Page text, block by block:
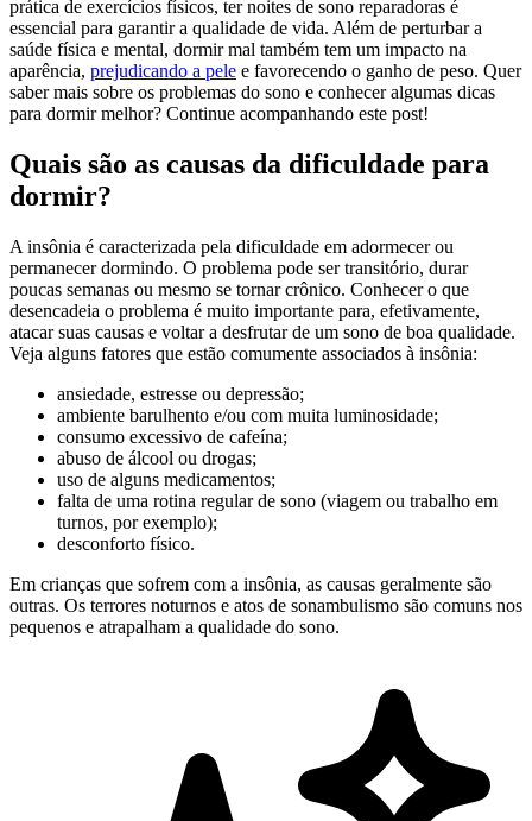
prática de exercícios físicos, ter noites de sono reparadoras é
essencial para garantir a qualidade de vida. Além de perturbar a
saúde física e mental, dormir mal também tem um impacto na
aparência, prejudicando a pele e favorecendo o ganho de peso. Quer
saber mais sobre os problemas do sono e conhecer algumas dicas
para dormir melhor? Continue acompanhando este post!
Quais são as causas da dificuldade para
dormir?
A insônia é caracterizada pela dificuldade em adormecer ou
permanecer dormindo. O problema pode ser transitório, durar
poucas semanas ou mesmo se tornar crônico. Conhecer o que
desencadeia o problema é muito importante para, efetivamente,
atacar suas causas e voltar a desfrutar de um sono de boa qualidade.
Veja alguns fatores que estão comumente associados à insônia:
ansiedade, estresse ou depressão;
ambiente barulhento e/ou com muita luminosidade;
consumo excessivo de cafeína;
abuso de álcool ou drogas;
uso de alguns medicamentos;
falta de uma rotina regular de sono (viagem ou trabalho em
turnos, por exemplo);
desconforto físico.
Em crianças que sofrem com a insônia, as causas geralmente são
outras. Os terrores noturnos e atos de sonambulismo são comuns nos
pequenos e atrapalham a qualidade do sono.